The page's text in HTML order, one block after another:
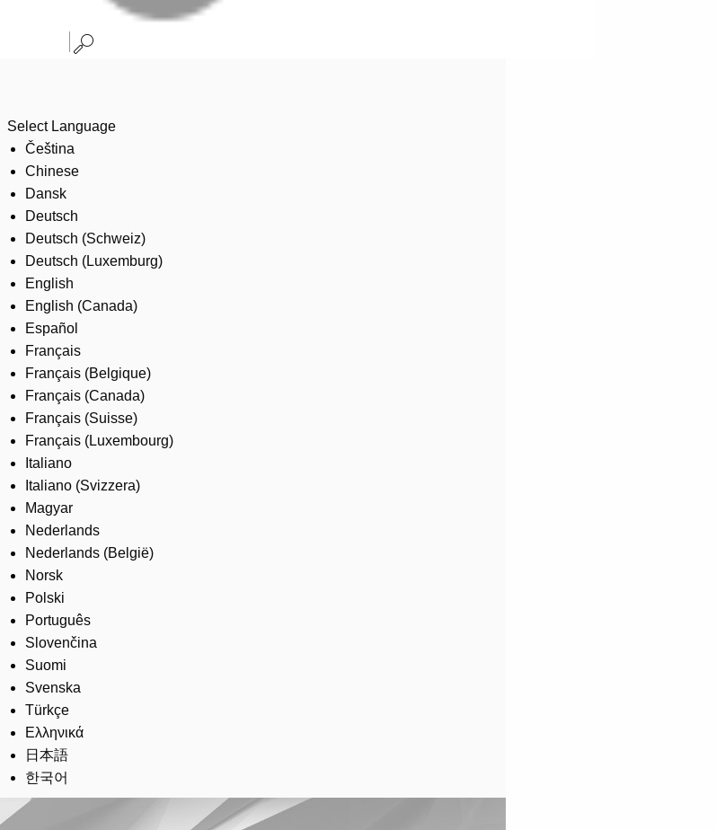
Select Language
Čeština
Chinese
Dansk
Deutsch
Deutsch (Schweiz)
Deutsch (Luxemburg)
English
English (Canada)
Español
Français
Français (Belgique)
Français (Canada)
Français (Suisse)
Français (Luxembourg)
Italiano
Italiano (Svizzera)
Magyar
Nederlands
Nederlands (België)
Norsk
Polski
Português
Slovenčina
Suomi
Svenska
Türkçe
Ελληνικά
日本語
한국어